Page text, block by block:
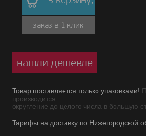
заказ в 1 клик
нашли дешевле
Товар поставляется только упаковками!
производится
округление до целого числа в большую
Тарифы на доставку по Нижегородской